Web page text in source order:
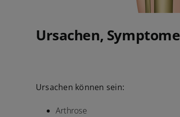
Ursachen,
Ursachen können sein:
Arthrose